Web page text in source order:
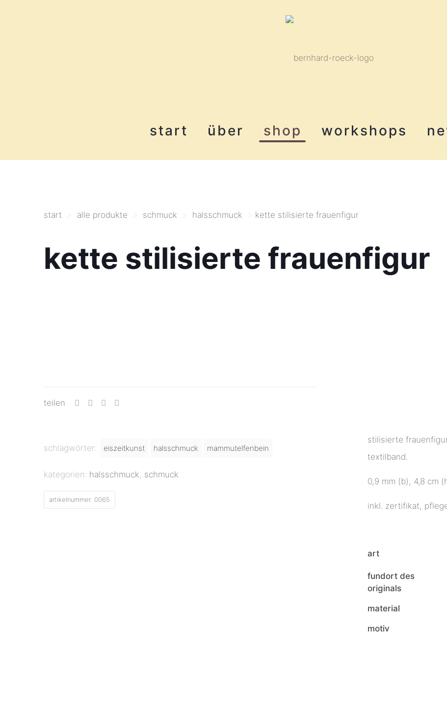
start über shop workshops
start > alle produkte > schmuck > halsschmuck > kette stilisierte frauenfigur
kette stilisierte frauenfigur
teilen
schlagwörter: eiszeitkunst halsschmuck mammutelfenbein
kategorien: halsschmuck, schmuck
artikelnummer: 0065
stilisierte
textilband.
0,9 mm (b), 4,8 cm
inkl. zertifikat,
art
fundort des
originals
material
motiv